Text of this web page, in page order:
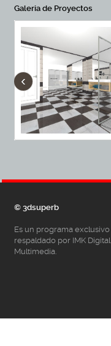
Galeria de Proyectos
‹
© 3dsuperb
Es un programa exclusivo
respaldado por IMK Digital
Multimedia.